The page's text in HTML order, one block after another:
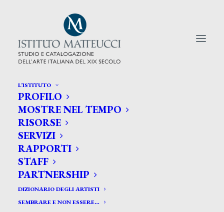
L’ISTITUTO
PROFILO
MOSTRE NEL TEMPO
RISORSE
SERVIZI
RAPPORTI
STAFF
PARTNERSHIP
DIZIONARIO DEGLI ARTISTI
SEMBRARE E NON ESSERE…
CERCA TRA GLI ARTISTI:
Search
for: